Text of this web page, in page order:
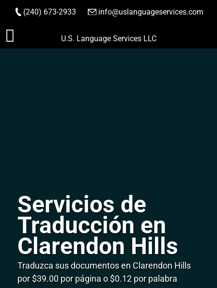
Saltar
(240) 673-2933 info@uslanguageservices.com
HACER PEDIDO
U.S. Language Services LLC
Servicios de
Traducción en
Clarendon Hills
Traduzca sus documentos en Clarendon Hills
por $39.00 por página o $0.12 por palabra